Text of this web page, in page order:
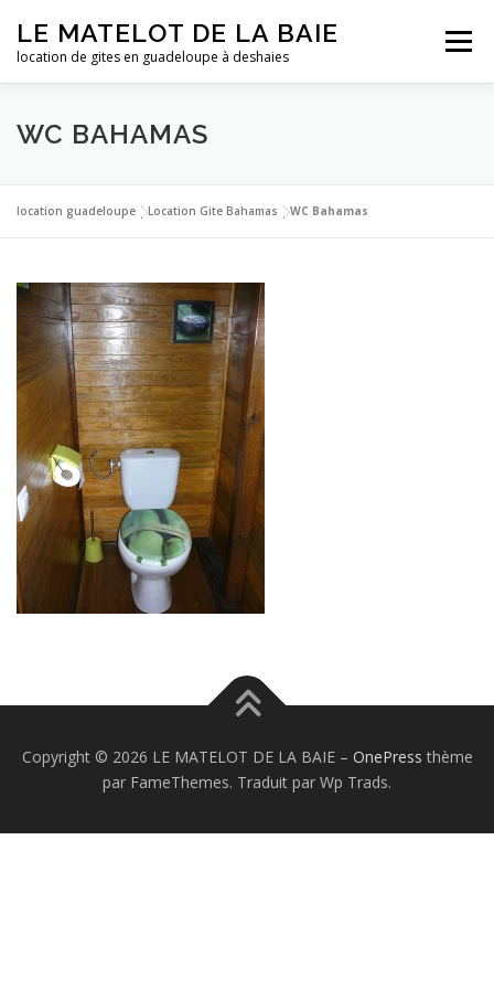
contenu
LE MATELOT DE LA BAIE
location de gites en guadeloupe à deshaies
Menu
ACCUEIL NOS LOCATIONS
LA GUADELOUPE TARIFS CONTACT
WC BAHAMAS
location guadeloupe |Location Gite Bahamas |WC Bahamas
Copyright © 2026 LE MATELOT DE LA BAIE – OnePress thème
par FameThemes. Traduit par Wp Trads.